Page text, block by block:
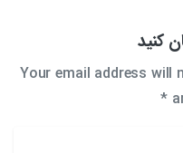
کنید
Your email address will